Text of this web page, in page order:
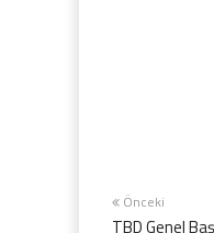
Önceki
TBD Genel